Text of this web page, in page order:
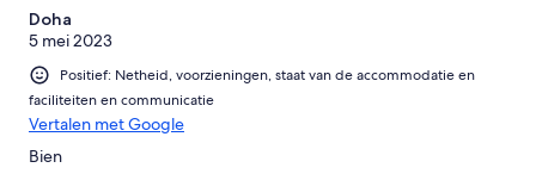
Doha
5 mei 2023
Positief: Netheid, voorzieningen, staat van de accommodatie en
faciliteiten en communicatie
Vertalen met Google
Bien